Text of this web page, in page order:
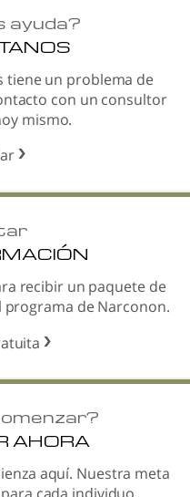
ayuda?
tiene un problema de
con un consultor
mismo.
recibir un paquete de
de Narconon.
AHORA
aquí. Nuestra meta